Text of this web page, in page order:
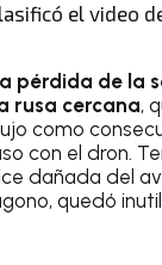
el video
la pérdida de la
rusa cercana,
como
con el dron.
dañada del
quedó